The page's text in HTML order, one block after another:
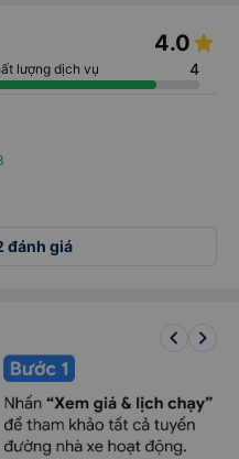
4.0
lượng dịch vụ 4
đánh giá
keyboard_arrow_left keyboard_arrow_right